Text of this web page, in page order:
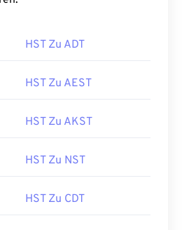
HST Zu ADT
HST Zu AEST
HST Zu AKST
HST Zu NST
HST Zu CDT